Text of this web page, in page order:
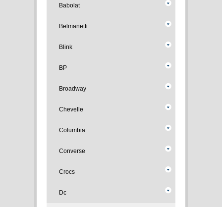
Babolat
Belmanetti
Blink
BP
Broadway
Chevelle
Columbia
Converse
Crocs
Dc